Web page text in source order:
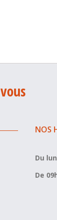
vous
NOS
Du
De